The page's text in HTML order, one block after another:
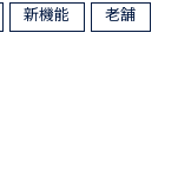
新機能
老舗